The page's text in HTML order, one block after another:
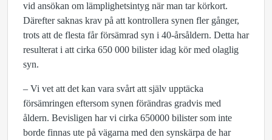
vid ansökan om lämplighetsintyg när man tar körkort.
Därefter saknas krav på att kontrollera synen fler gånger,
trots att de flesta får försämrad syn i 40-årsåldern. Detta har
resulterat i att cirka 650 000 bilister idag kör med olaglig
syn.
– Vi vet att det kan vara svårt att själv upptäcka
försämringen eftersom synen förändras gradvis med
åldern. Bevisligen har vi cirka 650000 bilister som inte
borde finnas ute på vägarna med den synskärpa de har